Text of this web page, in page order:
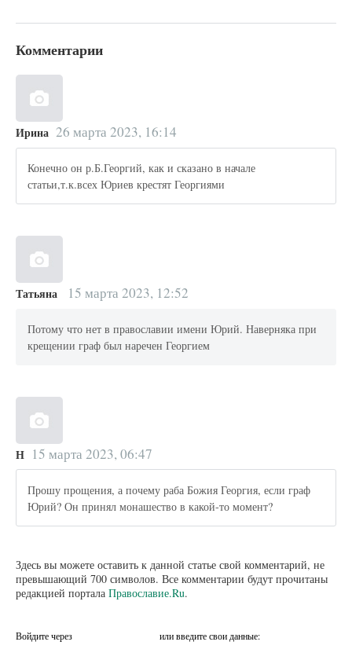
Комментарии
Ирина 26 марта 2023, 16:14
Конечно он р.Б.Георгий, как и сказано в начале
статьи,т.к.всех Юриев крестят Георгиями
Татьяна 15 марта 2023, 12:52
Потому что нет в православии имени Юрий. Наверняка при
крещении граф был наречен Георгием
Н 15 марта 2023, 06:47
Прошу прощения, а почему раба Божия Георгия, если граф
Юрий? Он принял монашество в какой-то момент?
Здесь вы можете оставить к данной статье свой комментарий, не
превышающий 700 символов. Все комментарии будут прочитаны
редакцией портала Православие.Ru.
Войдите через или введите свои данные: